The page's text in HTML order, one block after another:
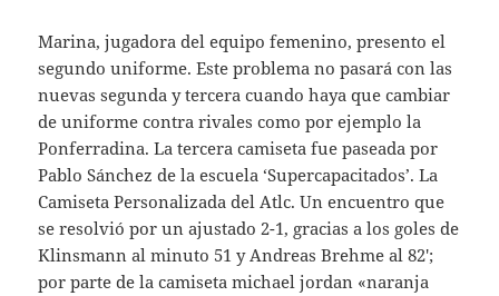
Marina, jugadora del equipo femenino, presento el
segundo uniforme. Este problema no pasará con las
nuevas segunda y tercera cuando haya que cambiar
de uniforme contra rivales como por ejemplo la
Ponferradina. La tercera camiseta fue paseada por
Pablo Sánchez de la escuela ‘Supercapacitados’. La
Camiseta Personalizada del Atlc. Un encuentro que
se resolvió por un ajustado 2-1, gracias a los goles de
Klinsmann al minuto 51 y Andreas Brehme al 82′;
por parte de la camiseta michael jordan «naranja